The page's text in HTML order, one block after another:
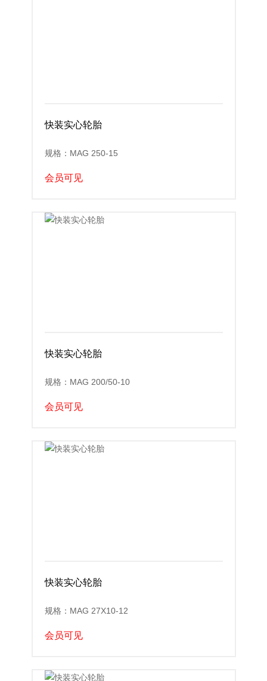
快装实心轮胎
规格：MAG 250-15
会员可见
快装实心轮胎
规格：MAG 200/50-10
会员可见
快装实心轮胎
规格：MAG 27X10-12
会员可见